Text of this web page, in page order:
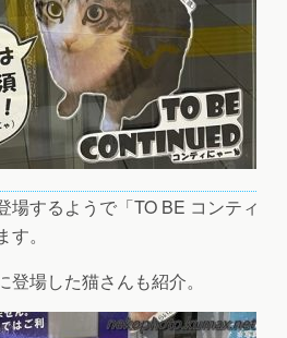
場するようで「TO BE コンティ
。
場した猫さんも紹介。